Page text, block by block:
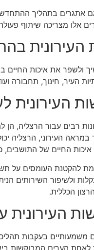
אתגרים בתהליך
אלו מצריכה שיתוף
ולשפר את איכות החיים
העיר, חינוך, תחבורה
העירונית
רבים עבור הרצליה,
במראה העירוני, הרצליה
החיים של התושבים,
להקטנת העומסים על
ולשיפור השירותים
הכללית.
העירונית
משמעותיים בעקבות